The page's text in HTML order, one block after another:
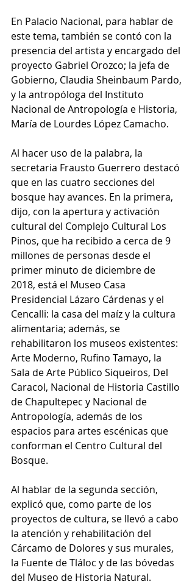
En Palacio Nacional, para hablar de
este tema, también se contó con la
presencia del artista y encargado del
proyecto Gabriel Orozco; la jefa de
Gobierno, Claudia Sheinbaum Pardo,
y la antropóloga del Instituto
Nacional de Antropología e Historia,
María de Lourdes López Camacho.
Al hacer uso de la palabra, la
secretaria Frausto Guerrero destacó
que en las cuatro secciones del
bosque hay avances. En la primera,
dijo, con la apertura y activación
cultural del Complejo Cultural Los
Pinos, que ha recibido a cerca de 9
millones de personas desde el
primer minuto de diciembre de
2018, está el Museo Casa
Presidencial Lázaro Cárdenas y el
Cencalli: la casa del maíz y la cultura
alimentaria; además, se
rehabilitaron los museos existentes:
Arte Moderno, Rufino Tamayo, la
Sala de Arte Público Siqueiros, Del
Caracol, Nacional de Historia Castillo
de Chapultepec y Nacional de
Antropología, además de los
espacios para artes escénicas que
conforman el Centro Cultural del
Bosque.
Al hablar de la segunda sección,
explicó que, como parte de los
proyectos de cultura, se llevó a cabo
la atención y rehabilitación del
Cárcamo de Dolores y sus murales,
la Fuente de Tláloc y de las bóvedas
del Museo de Historia Natural.